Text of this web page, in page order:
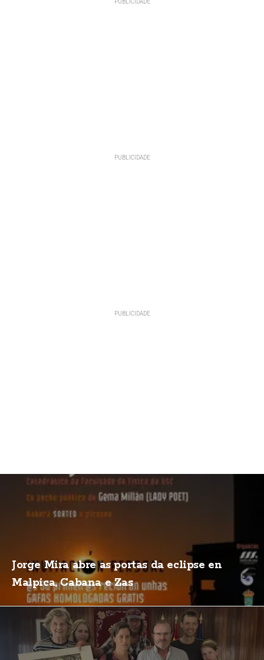
Jorge Mira abre as portas da eclipse en
Malpica, Cabana e Zas